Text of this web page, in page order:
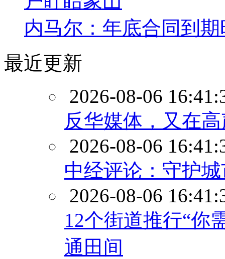
内马尔：年底合同到
最近更新
2026-08-06
反华媒体，又在
2026-08-06
中经评论：守护
2026-08-06
12个街道推行“你
通田间